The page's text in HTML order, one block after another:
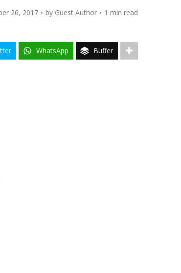
26, 2017 by Guest Author 1 min read
WhatsApp Buffer